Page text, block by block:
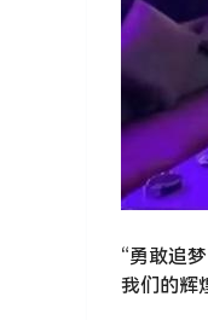
“勇敢追
我们的辉